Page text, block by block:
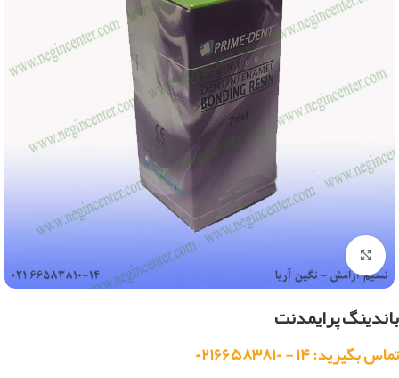
بزرگنمایی تصویر
باندینگ پرایمدنت
تماس بگیرید: ۱۴ - ۰۲۱۶۶۵۸۳۸۱۰